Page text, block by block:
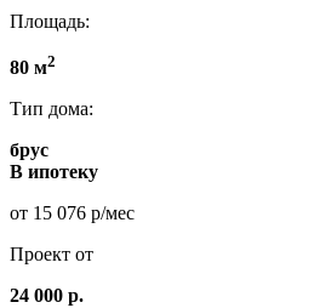
Площадь:
80 м2
Тип дома:
брус
В ипотеку
от 15 076 р/мес
Проект от
24 000 р.